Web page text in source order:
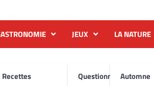
Recettes
JEUX
Questionnaire
LA NATURE
Automne